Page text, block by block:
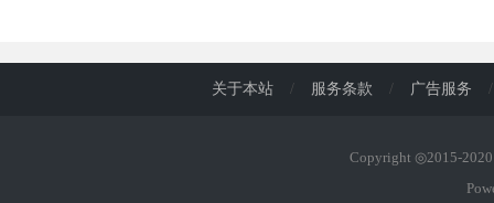
关于本站 / 服务条款 / 广告服务 /
Copyright ◎2015-